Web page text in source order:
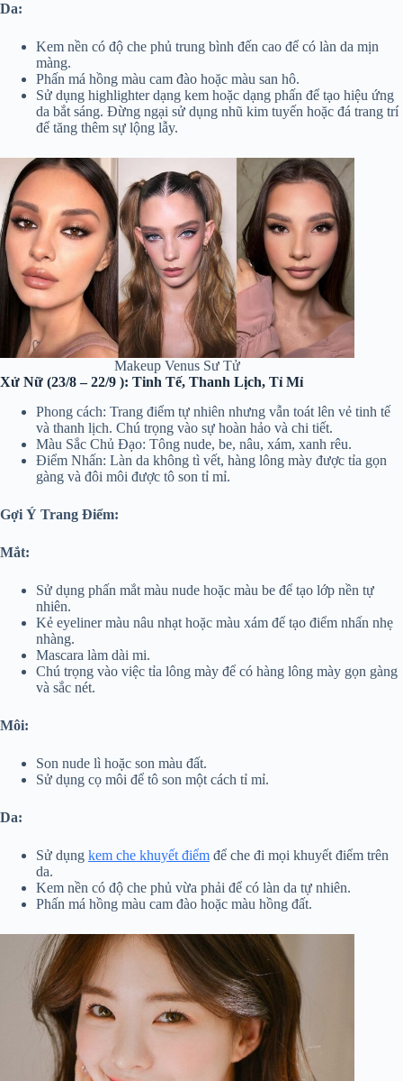
Da:
Kem nền có độ che phủ trung bình đến cao để có làn da mịn
màng.
Phấn má hồng màu cam đào hoặc màu san hô.
Sử dụng highlighter dạng kem hoặc dạng phấn để tạo hiệu ứng
da bắt sáng. Đừng ngại sử dụng nhũ kim tuyến hoặc đá trang trí
để tăng thêm sự lộng lẫy.
Makeup Venus Sư Tử
Xử Nữ (23/8 – 22/9 ): Tinh Tế, Thanh Lịch, Tỉ Mỉ
Phong cách: Trang điểm tự nhiên nhưng vẫn toát lên vẻ tinh tế
và thanh lịch. Chú trọng vào sự hoàn hảo và chi tiết.
Màu Sắc Chủ Đạo: Tông nude, be, nâu, xám, xanh rêu.
Điểm Nhấn: Làn da không tì vết, hàng lông mày được tỉa gọn
gàng và đôi môi được tô son tỉ mỉ.
Gợi Ý Trang Điểm:
Mắt:
Sử dụng phấn mắt màu nude hoặc màu be để tạo lớp nền tự
nhiên.
Kẻ eyeliner màu nâu nhạt hoặc màu xám để tạo điểm nhấn nhẹ
nhàng.
Mascara làm dài mi.
Chú trọng vào việc tỉa lông mày để có hàng lông mày gọn gàng
và sắc nét.
Môi:
Son nude lì hoặc son màu đất.
Sử dụng cọ môi để tô son một cách tỉ mỉ.
Da:
Sử dụng kem che khuyết điểm để che đi mọi khuyết điểm trên
da.
Kem nền có độ che phủ vừa phải để có làn da tự nhiên.
Phấn má hồng màu cam đào hoặc màu hồng đất.